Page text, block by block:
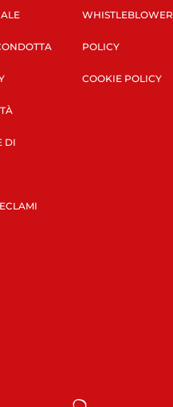
DI
WHISTLEBLOWER
POLICY
COOKIE POLICY